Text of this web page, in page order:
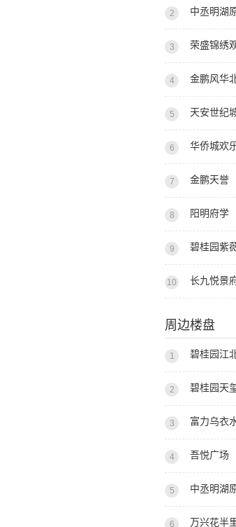
2
3 荣盛锦绣
4 金鹏风华
5 天安世纪
6
7 金鹏天誉
8 阳明府学
9
10 长九悦景
周边楼盘
1
2 碧桂园天
3 富力乌衣
4 吾悦广场
5
6 万兴花半